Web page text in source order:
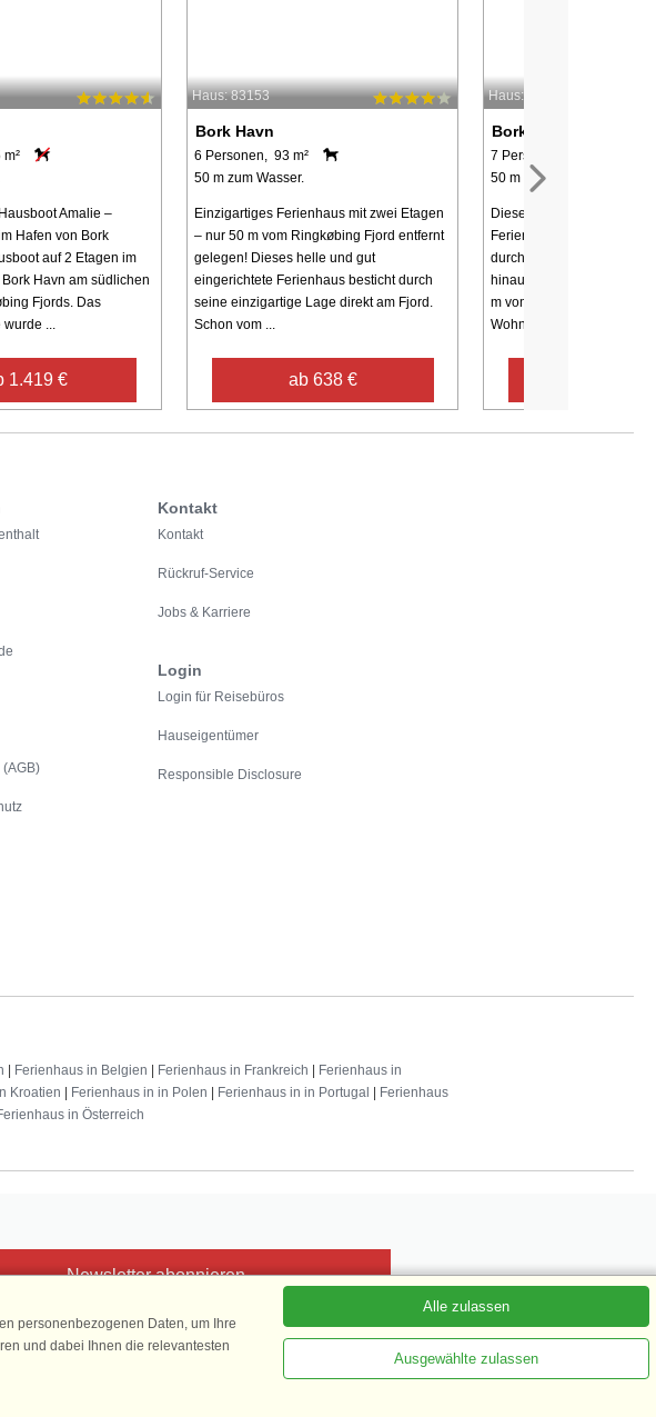
Amalie –
Hafen von Bork
auf 2 Etagen im
Havn am südlichen
Fjords. Das
...
1.419 €
Haus: 83153
Bork Havn
6 Personen, 93 m²
50 m zum Wasser.
Einzigartiges Ferienhaus mit zwei Etagen
– nur 50 m vom Ringkøbing Fjord entfernt
gelegen! Dieses helle und gut
eingerichtete Ferienhaus besticht durch
seine einzigartige Lage direkt am Fjord.
Schon vom ...
ab 638 €
Haus: 28810
Bork Havn
7 Personen, 105 m²
50 m zum Wasser.
Dieses 2008 komplett
Ferienhaus zeichnet sich
durchdachten Grundriss
hinaus hat es eine
m vom Ringkøbing Fjord.
Wohnzimmer mit ...
Kontakt
Kontakt
Rückruf-Service
Jobs & Karriere
Login
Login für Reisebüros
Hauseigentümer
Responsible Disclosure
| Ferienhaus in Belgien | Ferienhaus in Frankreich | Ferienhaus in
Kroatien | Ferienhaus in in Polen | Ferienhaus in in Portugal | Ferienhaus
in Österreich
Newsletter abonnieren
personenbezogenen Daten, um Ihre
und dabei Ihnen die relevantesten
Alle zulassen
Ausgewählte zulassen